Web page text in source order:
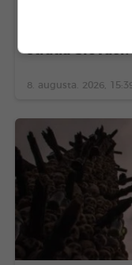
fotovoltiku až
stratia Slováci?
8. augusta. 2026,